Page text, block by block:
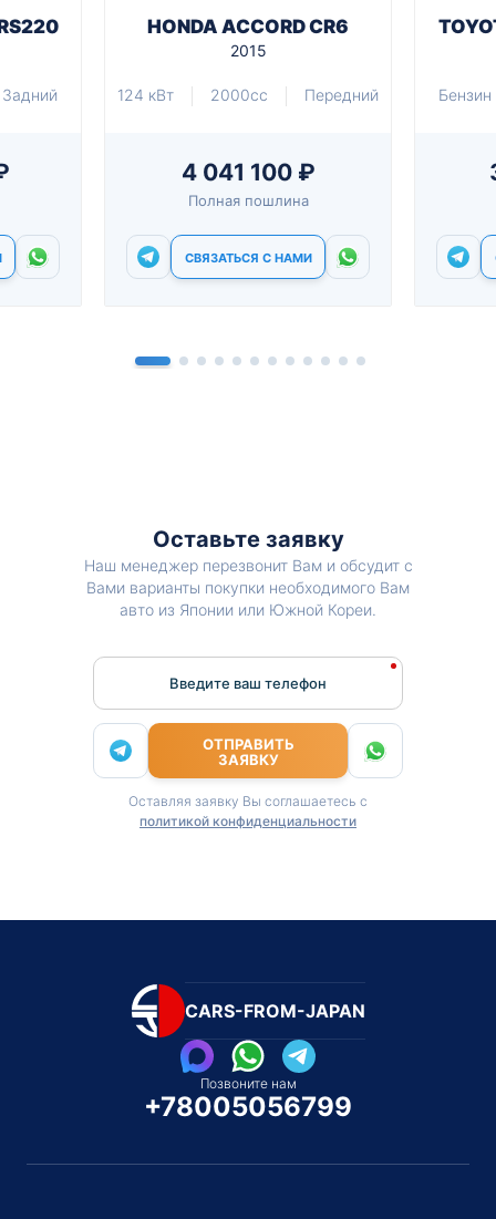
Задний
HONDA ACCORD CR6
2015
124 кВт 2000cc Передний
4 041 100 ₽
Полная пошлина
СВЯЗАТЬСЯ С НАМИ
Бензин
Оставьте заявку
Наш менеджер перезвонит Вам и обсудит с
Вами варианты покупки необходимого Вам
авто из Японии или Южной Кореи.
Введите ваш телефон
ОТПРАВИТЬ
ЗАЯВКУ
Оставляя заявку Вы соглашаетесь с
политикой конфиденциальности
CARS-FROM-JAPAN
Позвоните нам
+78005056799